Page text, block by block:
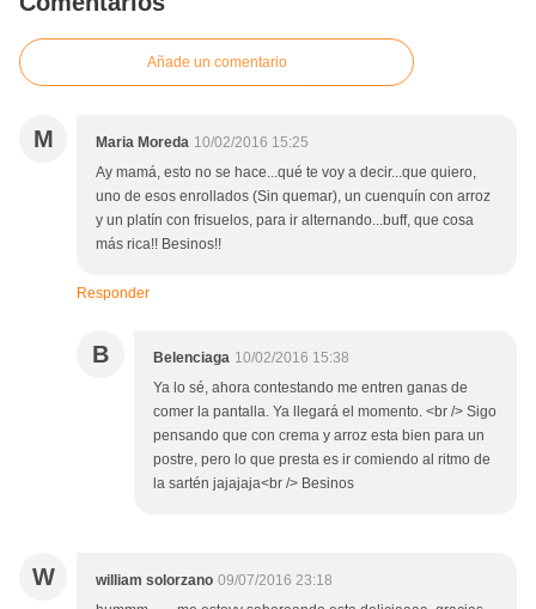
Añade un comentario
M Maria Moreda 10/02/2016 15:25
Ay mamá, esto no se hace...qué te voy a decir...que quiero,
uno de esos enrollados (Sin quemar), un cuenquín con arroz
y un platín con frisuelos, para ir alternando...buff, que cosa
más rica!! Besinos!!
Responder
B Belenciaga 10/02/2016 15:38
Ya lo sé, ahora contestando me entren ganas de
comer la pantalla. Ya llegará el momento. <br /> Sigo
pensando que con crema y arroz esta bien para un
postre, pero lo que presta es ir comiendo al ritmo de
la sartén jajajaja<br /> Besinos
W william solorzano 09/07/2016 23:18